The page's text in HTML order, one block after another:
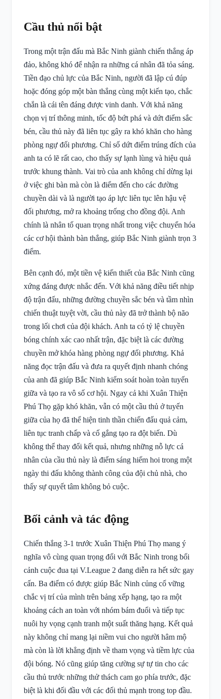
Cầu thủ nổi bật
Trong một trận đấu mà Bắc Ninh giành chiến thắng áp
đảo, không khó để nhận ra những cá nhân đã tỏa sáng.
Tiền đạo chủ lực của Bắc Ninh, người đã lập cú đúp
hoặc đóng góp một bàn thắng cùng một kiến tạo, chắc
chắn là cái tên đáng được vinh danh. Với khả năng
chọn vị trí thông minh, tốc độ bứt phá và dứt điểm sắc
bén, cầu thủ này đã liên tục gây ra khó khăn cho hàng
phòng ngự đối phương. Chỉ số dứt điểm trúng đích của
anh ta có lẽ rất cao, cho thấy sự lạnh lùng và hiệu quả
trước khung thành. Vai trò của anh không chỉ dừng lại
ở việc ghi bàn mà còn là điểm đến cho các đường
chuyền dài và là người tạo áp lực liên tục lên hậu vệ
đối phương, mở ra khoảng trống cho đồng đội. Anh
chính là nhân tố quan trọng nhất trong việc chuyển hóa
các cơ hội thành bàn thắng, giúp Bắc Ninh giành trọn 3
điểm.
Bên cạnh đó, một tiền vệ kiến thiết của Bắc Ninh cũng
xứng đáng được nhắc đến. Với khả năng điều tiết nhịp
độ trận đấu, những đường chuyền sắc bén và tầm nhìn
chiến thuật tuyệt vời, cầu thủ này đã trở thành bộ não
trong lối chơi của đội khách. Anh ta có tỷ lệ chuyền
bóng chính xác cao nhất trận, đặc biệt là các đường
chuyền mở khóa hàng phòng ngự đối phương. Khả
năng đọc trận đấu và đưa ra quyết định nhanh chóng
của anh đã giúp Bắc Ninh kiểm soát hoàn toàn tuyến
giữa và tạo ra vô số cơ hội. Ngay cả khi Xuân Thiện
Phú Thọ gặp khó khăn, vẫn có một cầu thủ ở tuyến
giữa của họ đã thể hiện tinh thần chiến đấu quả cảm,
liên tục tranh chấp và cố gắng tạo ra đột biến. Dù
không thể thay đổi kết quả, nhưng những nỗ lực cá
nhân của cầu thủ này là điểm sáng hiếm hoi trong một
ngày thi đấu không thành công của đội chủ nhà, cho
thấy sự quyết tâm không bỏ cuộc.
Bối cảnh và tác động
Chiến thắng 3-1 trước Xuân Thiện Phú Thọ mang ý
nghĩa vô cùng quan trọng đối với Bắc Ninh trong bối
cảnh cuộc đua tại V.League 2 đang diễn ra hết sức gay
cấn. Ba điểm có được giúp Bắc Ninh củng cố vững
chắc vị trí của mình trên bảng xếp hạng, tạo ra một
khoảng cách an toàn với nhóm bám đuổi và tiếp tục
nuôi hy vọng cạnh tranh một suất thăng hạng. Kết quả
này không chỉ mang lại niềm vui cho người hâm mộ
mà còn là lời khẳng định về tham vọng và tiềm lực của
đội bóng. Nó cũng giúp tăng cường sự tự tin cho các
cầu thủ trước những thử thách cam go phía trước, đặc
biệt là khi đối đầu với các đối thủ mạnh trong top đầu.